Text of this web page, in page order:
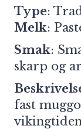
Type:
Melk:
Smak:
skarp og
fast